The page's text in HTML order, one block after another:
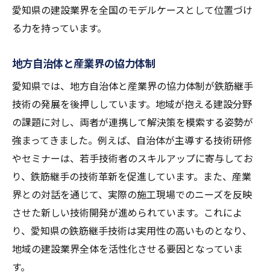
愛知県の建設業界を全国のモデルケースとして位置づけ
る力を持っています。
地方自治体と産業界の協力体制
愛知県では、地方自治体と産業界の協力体制が鉄筋継手
技術の発展を後押ししています。地域が抱える建設分野
の課題に対し、両者が連携して解決策を模索する姿勢が
強まってきました。例えば、自治体が主導する技術研修
やセミナーは、若手技術者のスキルアップに寄与してお
り、鉄筋継手の技術革新を促進しています。また、産業
界との対話を通じて、実際の施工現場でのニーズを反映
させた新しい技術開発が進められています。これによ
り、愛知県の鉄筋継手技術は実用性の高いものとなり、
地域の建設業界全体を活性化させる要因となっていま
す。